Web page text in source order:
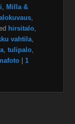
Milla &
hirsitalo
vahtila
,tulipalo
1